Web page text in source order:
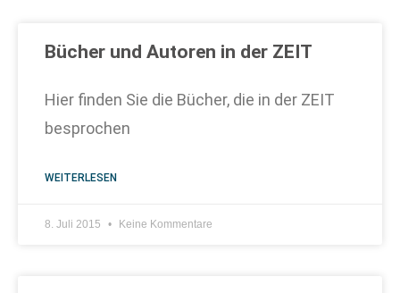
Bücher und Autoren in der ZEIT
Hier finden Sie die Bücher, die in der ZEIT
besprochen
WEITERLESEN
8. Juli 2015 Keine Kommentare